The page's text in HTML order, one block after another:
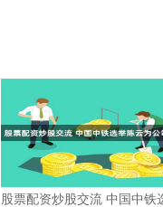
股票配资炒股交流 中国中铁